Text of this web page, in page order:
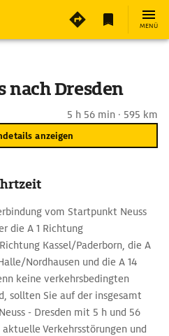
MENÜ
nach Dresden
5 h 56 min · 595 km
anzeigen
vom Startpunkt Neuss
die A 1 Richtung
Kassel/Paderborn, die A
Nordhausen und die A 14
keine verkehrsbedingten
sollten Sie auf der insgesamt
- Dresden mit 5 h und 56
Verkehrsstörungen und